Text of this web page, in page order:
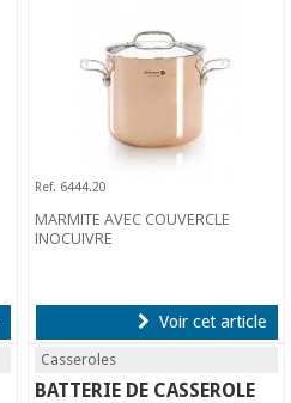
Ref. 6444.20
MARMITE AVEC COUVERCLE
INOCUIVRE
Voir cet article
Casseroles
BATTERIE DE CASSEROLE